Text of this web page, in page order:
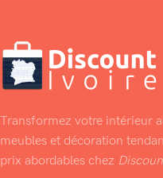
Transformez votre intérieur
meubles et décoration
prix abordables chez